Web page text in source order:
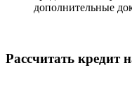
дополнительные
Рассчитать кредит